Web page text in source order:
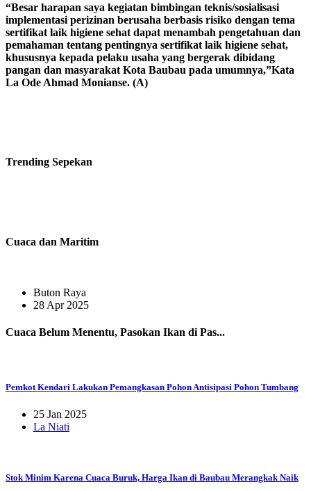
“Besar harapan saya kegiatan bimbingan teknis/sosialisasi
implementasi perizinan berusaha berbasis risiko dengan tema
sertifikat laik higiene sehat dapat menambah pengetahuan dan
pemahaman tentang pentingnya sertifikat laik higiene sehat,
khususnya kepada pelaku usaha yang bergerak dibidang
pangan dan masyarakat Kota Baubau pada umumnya,”Kata
La Ode Ahmad Monianse. (A)
Trending Sepekan
Cuaca dan Maritim
Buton Raya
28 Apr 2025
Cuaca Belum Menentu, Pasokan Ikan di Pas...
Pemkot Kendari Lakukan Pemangkasan Pohon Antisipasi Pohon Tumbang
25 Jan 2025
La Niati
Stok Minim Karena Cuaca Buruk, Harga Ikan di Baubau Merangkak Naik